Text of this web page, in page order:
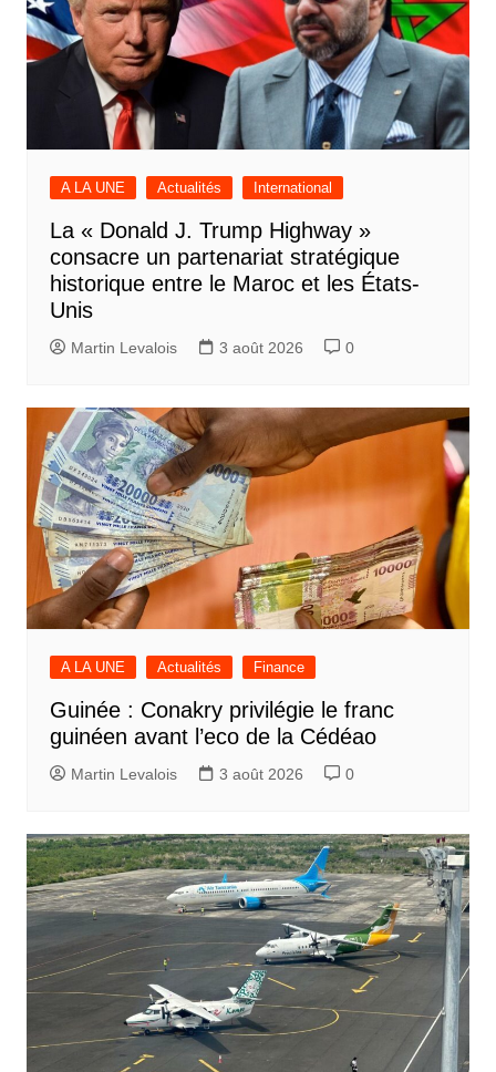
A LA UNE Actualités International
La « Donald J. Trump Highway »
consacre un partenariat stratégique
historique entre le Maroc et les États-
Unis
Martin Levalois 3 août 2026 0
A LA UNE Actualités Finance
Guinée : Conakry privilégie le franc
guinéen avant l’eco de la Cédéao
Martin Levalois 3 août 2026 0